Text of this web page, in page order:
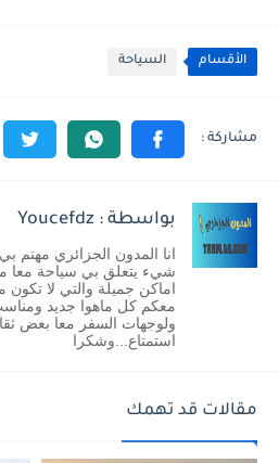
الأقسام السياحة
بواسطة : Youcefdz
انا المدون الجزائري مهتم
شيء يتعلق بي سياحة
اماكن جميلة والتي لا
معكم كل ماهوا جديد
ولوجهات السفر معا بعض
استمتاع...وشكرا
مقالات قد تهمك